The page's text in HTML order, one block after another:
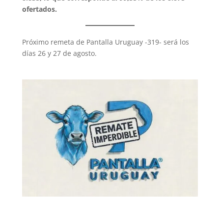
ofertados.
Próximo remeta de Pantalla Uruguay -319- será los
días 26 y 27 de agosto.